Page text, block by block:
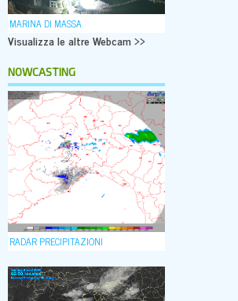
MARINA DI MASSA
Visualizza le altre Webcam >>
NOWCASTING
RADAR PRECIPITAZIONI